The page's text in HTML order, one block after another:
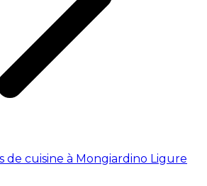
de cuisine à Mongiardino Ligure